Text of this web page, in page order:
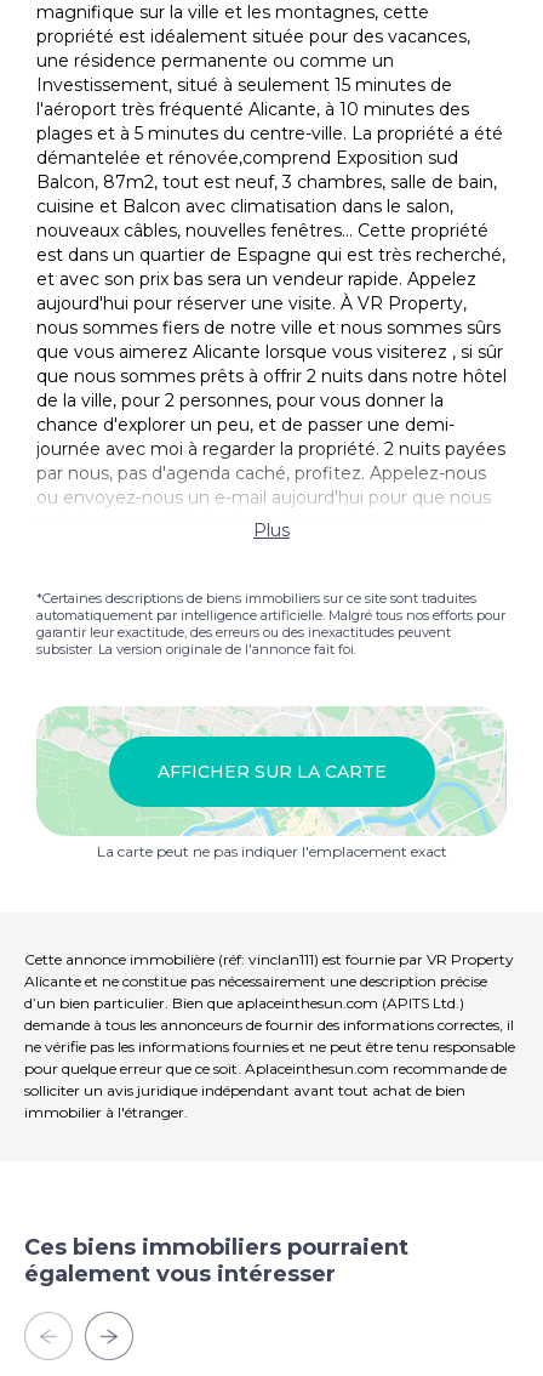
magnifique sur la ville et les montagnes, cette
propriété est idéalement située pour des vacances,
une résidence permanente ou comme un
Investissement, situé à seulement 15 minutes de
l'aéroport très fréquenté Alicante, à 10 minutes des
plages et à 5 minutes du centre-ville. La propriété a été
démantelée et rénovée,comprend Exposition sud
Balcon, 87m2, tout est neuf, 3 chambres, salle de bain,
cuisine et Balcon avec climatisation dans le salon,
nouveaux câbles, nouvelles fenêtres... Cette propriété
est dans un quartier de Espagne qui est très recherché,
et avec son prix bas sera un vendeur rapide. Appelez
aujourd'hui pour réserver une visite. À VR Property,
nous sommes fiers de notre ville et nous sommes sûrs
que vous aimerez Alicante lorsque vous visiterez , si sûr
que nous sommes prêts à offrir 2 nuits dans notre hôtel
de la ville, pour 2 personnes, pour vous donner la
chance d'explorer un peu, et de passer une demi-
journée avec moi à regarder la propriété. 2 nuits payées
par nous, pas d'agenda caché, profitez. Appelez-nous
ou envoyez-nous un e-mail aujourd'hui pour que nous
puissions vous aider à réserver votre visionnage avec
Plus
*Certaines descriptions de biens immobiliers sur ce site sont traduites
automatiquement par intelligence artificielle. Malgré tous nos efforts pour
garantir leur exactitude, des erreurs ou des inexactitudes peuvent
subsister. La version originale de l'annonce fait foi.
AFFICHER SUR LA CARTE
La carte peut ne pas indiquer l'emplacement exact
Cette annonce immobilière (réf: vinclan111) est fournie par VR Property
Alicante et ne constitue pas nécessairement une description précise
d’un bien particulier. Bien que aplaceinthesun.com (APITS Ltd.)
demande à tous les annonceurs de fournir des informations correctes, il
ne vérifie pas les informations fournies et ne peut être tenu responsable
pour quelque erreur que ce soit. Aplaceinthesun.com recommande de
solliciter un avis juridique indépendant avant tout achat de bien
immobilier à l'étranger.
Ces biens immobiliers pourraient
également vous intéresser